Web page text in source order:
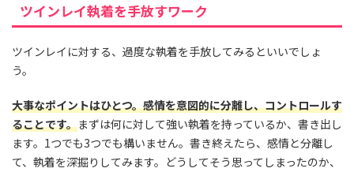
ツインレイ執着を手放すワーク
ツインレイに対する、過度な執着を手放してみるといいでしょ
う。
大事なポイントはひとつ。感情を意図的に分離し、コントロールす
ることです。まずは何に対して強い執着を持っているか、書き出し
ます。1つでも3つでも構いません。書き終えたら、感情と分離し
て、執着を深掘りしてみます。どうしてそう思ってしまったのか、